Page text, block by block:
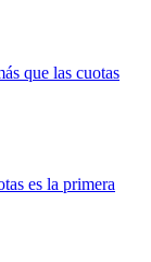
que las cuotas
es la primera